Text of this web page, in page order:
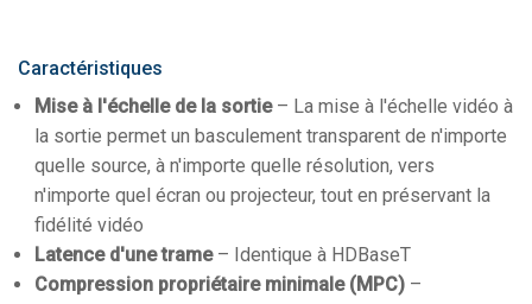
Caractéristiques
Mise à l'échelle de la sortie– La mise à l'échelle vidéo à
la sortie permet un basculement transparent de n'importe
quelle source, à n'importe quelle résolution, vers
n'importe quel écran ou projecteur, tout en préservant la
fidélité vidéo
Latence d'une trame– Identique à HDBaseT
Compression propriétaire minimale (MPC) –